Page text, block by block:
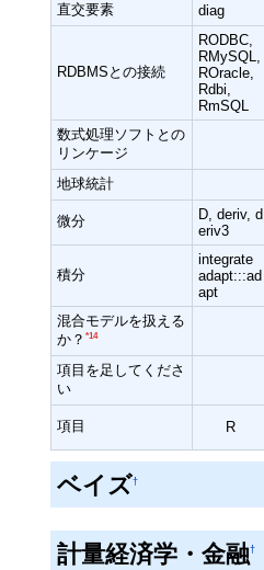
直交要素
diag
RDBMSとの接続
RODBC,
RMySQL,
ROracle,
Rdbi,
RmSQL
数式処理ソフトとの
リンケージ
地球統計
微分
D, deriv, d
eriv3
積分
integrate
adapt:::ad
apt
混合モデルを扱える
か？ *14
項目を足してくださ
い
項目 R
ベイズ†
計量経済学・金融†